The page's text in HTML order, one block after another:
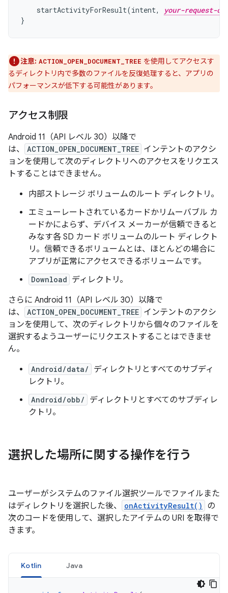
startActivityForResult(intent,
your-request-
}
注意: ACTION_OPEN_DOCUMENT_TREE を使用してアクセスす
るディレクトリ内で多数のファイルを反復処理すると、アプリの
パフォーマンスが低下する可能性があります。
アクセス制限
Android 11（API レベル 30）以降で
は、
ACTION_OPEN_DOCUMENT_TREE インテントのアクシ
ョンを使用して次のディレクトリへのアクセスをリクエス
トすることはできません。
内部ストレージ ボリュームのルート ディレクトリ。
エミューレートされているカードかリムーバブル カ
ードかによらず、デバイス メーカーが信頼できると
みなす各 SD カード ボリュームのルート ディレクト
リ。 信頼できるボリュームとは、ほとんどの場合に
アプリが正常にアクセスできるボリュームです。
Download ディレクトリ。
さらに Android 11（API レベル 30）以降で
は、
ACTION_OPEN_DOCUMENT_TREE インテントのアクシ
ョンを使用して、次のディレクトリから個々のファイルを
選択するようユーザーにリクエストすることはできませ
ん。
Android/data/
ディレクトリとすべてのサブディ
レクトリ。
Android/obb/
ディレクトリとすべてのサブディレ
クトリ。
選択した場所に関する操作を行う
ユーザーがシステムのファイル選択ツールでファイルまた
はディレクトリを選択した後、
onActivityResult()
の
次のコードを使用して、選択したアイテムの URI を取得で
きます。
Kotlin Java